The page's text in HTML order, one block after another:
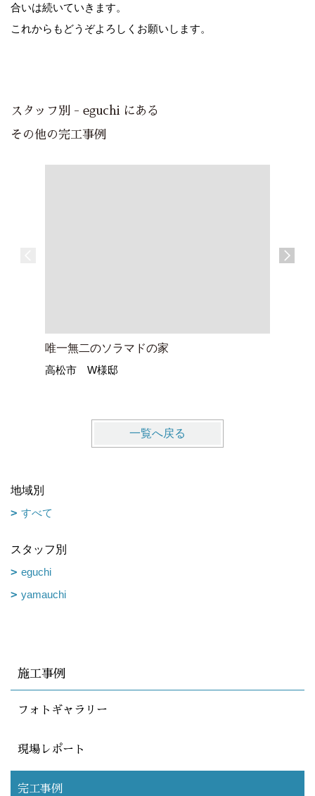
合いは続いていきます。
これからもどうぞよろしくお願いします。
スタッフ別 - eguchi にある
その他の完工事例
唯一無二のソラマドの家
高松市 W様邸
一覧へ戻る
地域別
すべて
スタッフ別
eguchi
yamauchi
施工事例
フォトギャラリー
現場レポート
完工事例